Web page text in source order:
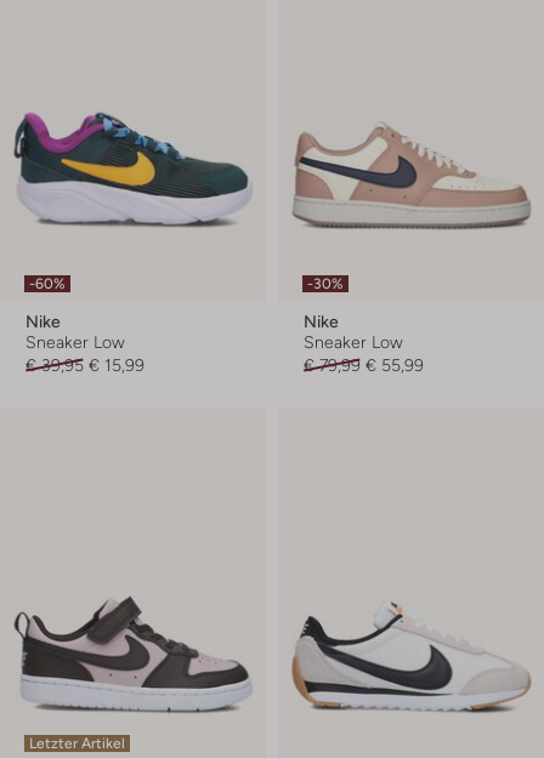
-60%
Nike
Sneaker Low
€ 39,95 € 15,99
-30%
Nike
Sneaker Low
€ 79,99 € 55,99
Letzter Artikel